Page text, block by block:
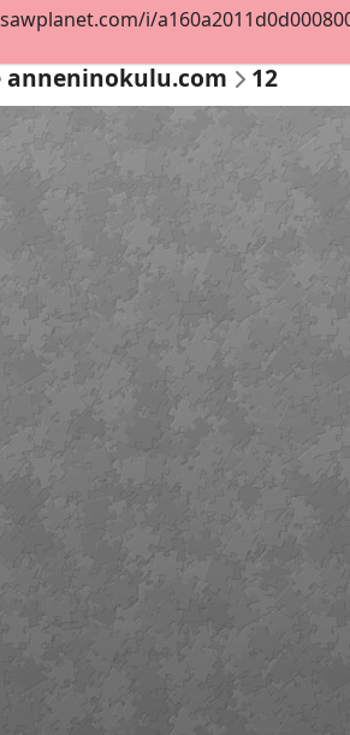
anneninokulu.com 12
i/